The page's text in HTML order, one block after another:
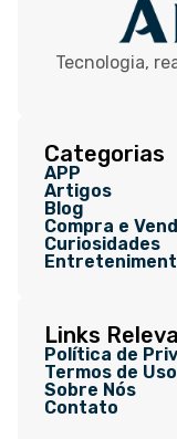
Tecnologia,
Categorias
APP
Artigos
Blog
Compra e
Curiosidades
Links
Política de
Termos de Uso
Sobre Nós
Contato